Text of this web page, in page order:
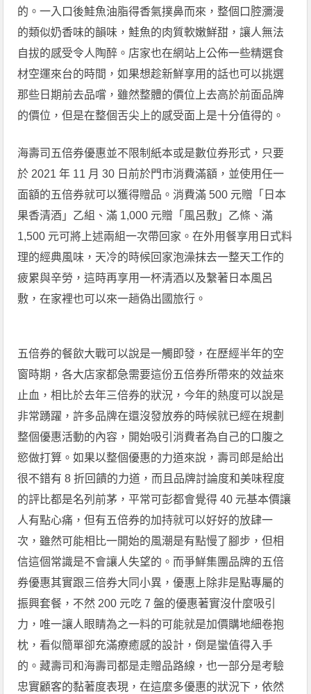
的。一入口後鮭魚油脂得香氣撲鼻而來，整個口腔瀰漫
的類似奶香味的韻味，鮭魚的肉質軟嫩鮮甜，讓人無法
自拔的感受令人陶醉。店家也在網站上公佈一些精選食
材空運來台的時間，如果想趁新鮮享用的話也可以挑選
那些日期前去品嚐，雖然整體的價位上去高於前面品牌
的價位，但是在整個舌尖上的感受面上是十分值得的。
海壽司五倍券優惠並不限制紙本或是數位券形式，只要
於 2021 年 11 月 30 日前於門市消費滿額，並使用任一
面額的五倍券就可以獲得贈品。消費滿 500 元贈「日本
果香清酒」乙組、滿 1,000 元贈「風呂敷」乙條、滿
1,500 元可將上述兩組一次帶回家。在外用餐享用日式料
理的經典風味，天冷的時候回家泡澡抹去一整天工作的
疲累與辛勞，這時再享用一杯清酒以及繫著日本風呂
敷，在家裡也可以來一趟偽出國旅行。
五倍券的餐飲大戰可以說是一觸即發，在歷經半年的空
窗時期，各大店家都急需要這份五倍券所帶來的效益來
止血，相比於去年三倍券的狀況，今年的熱度可以說是
非常踴躍，許多品牌在還沒發放券的時候就已經在規劃
整個優惠活動的內容，開始吸引消費者為自己的口腹之
慾做打算。如果以整個優惠的力道來說，壽司郎是給出
很不錯有 8 折回饋的力道，而且品牌討論度和美味程度
的評比都是名列前茅，平常可彭都會覺得 40 元基本價讓
人有點心痛，但有五倍券的加持就可以好好的放肆一
次，雖然可能相比一開始的風潮是有點慢了腳步，但相
信這個常識是不會讓人失望的。而爭鮮集團品牌的五倍
券優惠其實跟三倍券大同小異，優惠上除非是點專屬的
振興套餐，不然 200 元吃 7 盤的優惠著實沒什麼吸引
力，唯一讓人眼睛為之一料的可能就是加價購地細卷抱
枕，看似簡單卻充滿療癒感的設計，倒是蠻值得入手
的。藏壽司和海壽司都是走贈品路線，也一部分是考驗
忠實顧客的黏著度表現，在這麼多優惠的狀況下，依然